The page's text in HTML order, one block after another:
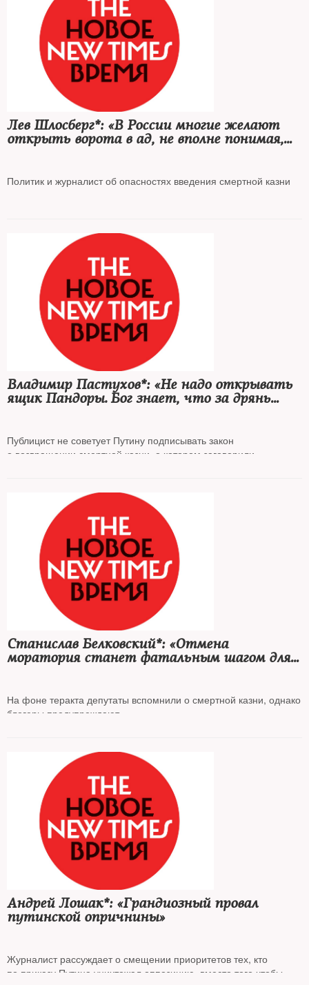
Лев Шлосберг*: «В России многие желают
открыть ворота в ад, не вполне понимая,
Политик и журналист об опасностях введения смертной казни
Владимир Пастухов*: «Не надо открывать
ящик Пандоры. Бог знает, что за дрянь
Публицист не советует Путину подписывать закон
о возвращении смертной казни, о котором заговорили
Станислав Белковский*: «Отмена
моратория станет фатальным шагом для
На фоне теракта депутаты вспомнили о смертной казни, однако
блогеры предупреждают
Андрей Лошак*: «Грандиозный провал
путинской опричнины»
Журналист рассуждает о смещении приоритетов тех, кто
по приказу Путина уничтожал оппозицию, вместо того чтобы